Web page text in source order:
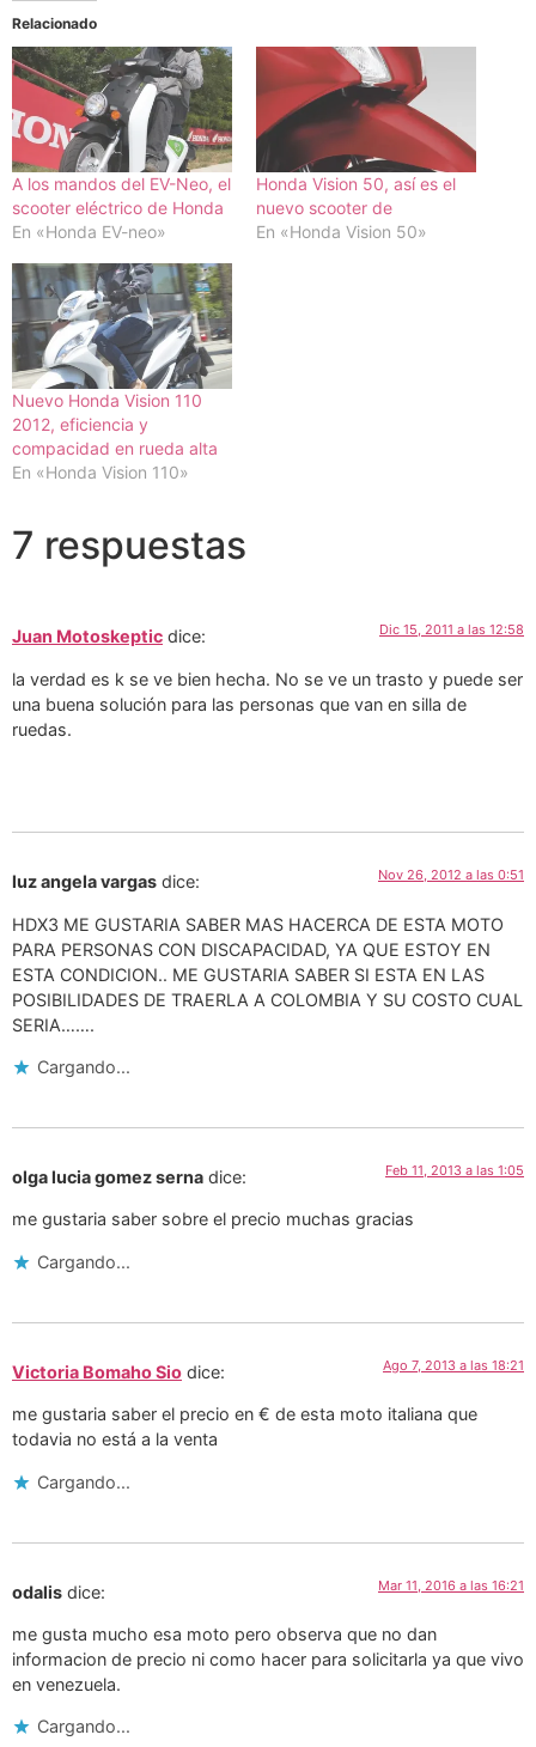
Relacionado
A los mandos del EV-Neo, el
scooter eléctrico de Honda
En «Honda EV-neo»
Honda Vision 50, así es el
nuevo scooter de
En «Honda Vision 50»
Nuevo Honda Vision 110
2012, eficiencia y
compacidad en rueda alta
En «Honda Vision 110»
7 respuestas
Juan Motoskeptic dice: Dic 15, 2011 a las 12:58
la verdad es k se ve bien hecha. No se ve un trasto y puede ser
una buena solución para las personas que van en silla de
ruedas.
luz angela vargas dice: Nov 26, 2012 a las 0:51
HDX3 ME GUSTARIA SABER MAS HACERCA DE ESTA MOTO
PARA PERSONAS CON DISCAPACIDAD, YA QUE ESTOY EN
ESTA CONDICION.. ME GUSTARIA SABER SI ESTA EN LAS
POSIBILIDADES DE TRAERLA A COLOMBIA Y SU COSTO CUAL
SERIA…….
Cargando...
olga lucia gomez serna dice: Feb 11, 2013 a las 1:05
me gustaria saber sobre el precio muchas gracias
Cargando...
Victoria Bomaho Sio dice: Ago 7, 2013 a las 18:21
me gustaria saber el precio en € de esta moto italiana que
todavia no está a la venta
Cargando...
odalis dice: Mar 11, 2016 a las 16:21
me gusta mucho esa moto pero observa que no dan
informacion de precio ni como hacer para solicitarla ya que vivo
en venezuela.
Cargando...